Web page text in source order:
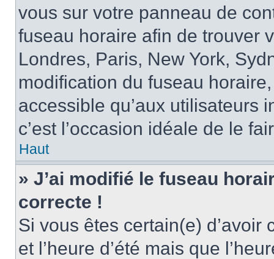
vous sur votre panneau de
fuseau horaire afin de trouver
Londres, Paris, New York,
modification du fuseau
accessible qu’aux utilisateurs
c’est l’occasion idéale de le
Haut
» J’ai modifié le fuseau
correcte !
Si vous êtes certain(e)
et l’heure d’été mais que